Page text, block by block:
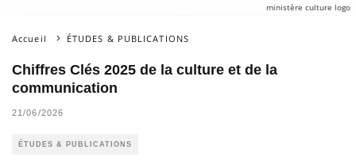
ministère culture logo
Accueil ÉTUDES & PUBLICATIONS
Chiffres Clés 2025 de la culture et de la
communication
21/06/2026
ÉTUDES & PUBLICATIONS